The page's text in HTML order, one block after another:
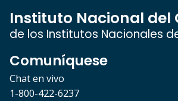
Instituto Nacional del
de los Institutos Nacionales
Comuníquese
Chat en vivo
1-800-422-6237